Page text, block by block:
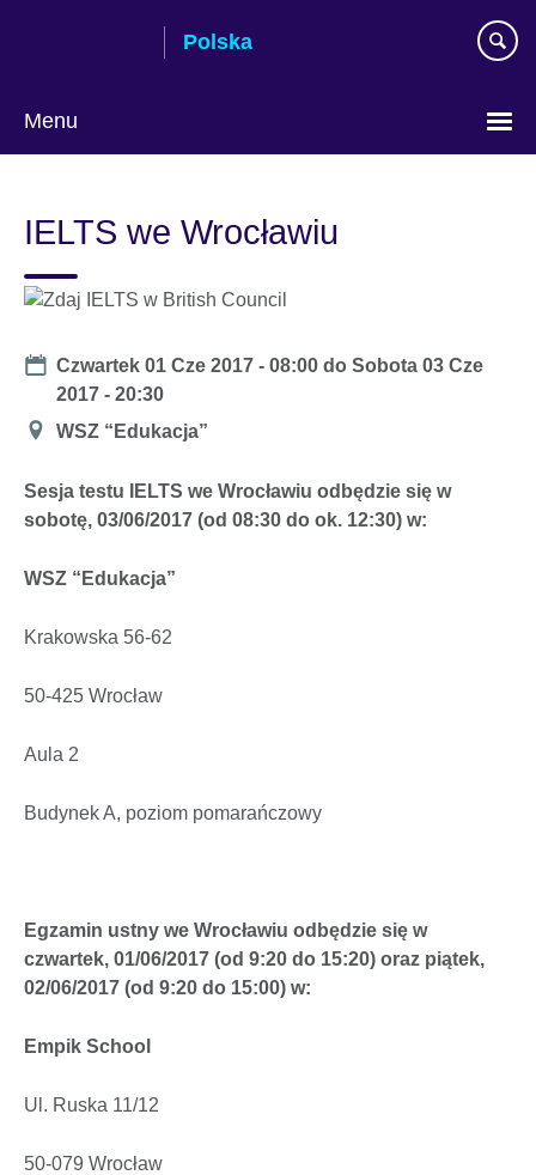
Polska
Menu
IELTS we Wrocławiu
Date
Czwartek 01 Cze 2017 - 08:00 doSobota 03 Cze
2017 - 20:30
Miejsce
WSZ “Edukacja”
Sesja testu IELTS we Wrocławiu odbędzie się w
sobotę, 03/06/2017 (od 08:30 do ok. 12:30) w:
WSZ “Edukacja”
Krakowska 56-62
50-425 Wrocław
Aula 2
Budynek A, poziom pomarańczowy
Egzamin ustny we Wrocławiu odbędzie się w
czwartek, 01/06/2017 (od 9:20 do 15:20) oraz piątek,
02/06/2017 (od 9:20 do 15:00) w:
Empik School
Ul. Ruska 11/12
50-079 Wrocław